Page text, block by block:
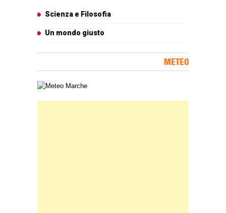
Scienza e Filosofia
Un mondo giusto
METEO
Carta meteorologica delle Marche